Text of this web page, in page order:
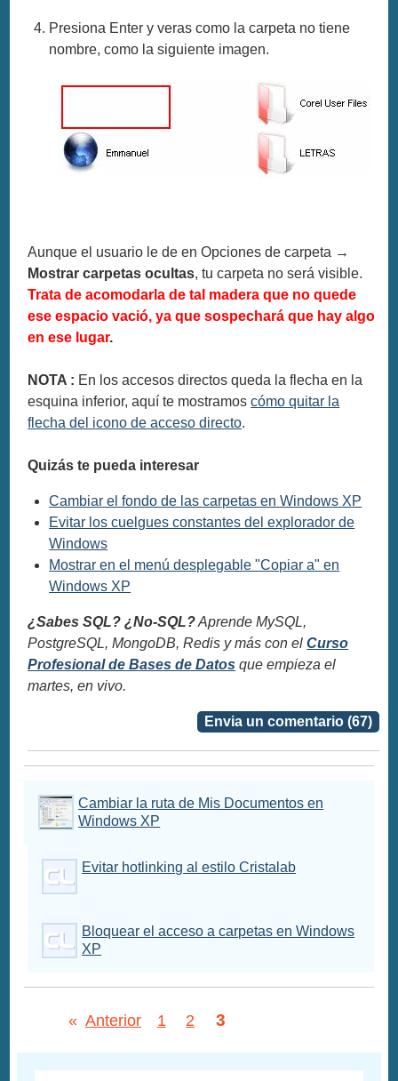
Presiona Enter y veras como la carpeta no tiene
nombre, como la siguiente imagen.
Aunque el usuario le de en Opciones de carpeta →
Mostrar carpetas ocultas, tu carpeta no será visible.
Trata de acomodarla de tal madera que no quede
ese espacio vació, ya que sospechará que hay algo
en ese lugar.
NOTA : En los accesos directos queda la flecha en la
esquina inferior, aquí te mostramoscómo quitar la
flecha del icono de acceso directo.
Quizás te pueda interesar
Cambiar el fondo de las carpetas en Windows XP
Evitar los cuelgues constantes del explorador de
Windows
Mostrar en el menú desplegable "Copiar a" en
Windows XP
¿Sabes SQL? ¿No-SQL?Aprende MySQL,
PostgreSQL, MongoDB, Redis y más con elCurso
Profesional de Bases de Datos que empieza el
martes, en vivo.
Envia un comentario (67)
Cambiar la ruta de Mis Documentos en
Windows XP
Evitar hotlinking al estilo Cristalab
Bloquear el acceso a carpetas en Windows
XP
« Anterior 1 2 3